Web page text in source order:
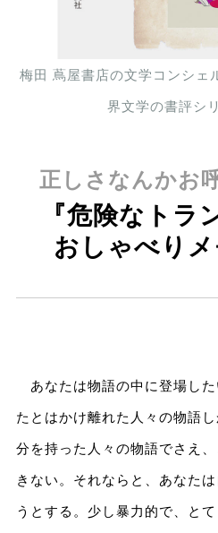
梅田 蔦屋書店の文学コンシェ
界文学の書評シ
正しさなんかお
『危険なトラ
おしゃべりメ
あなたは物語の中に登場し
たとはかけ離れた人々の物語
分を持った人々の物語でさえ
きない。それならと、あなた
うとする。少し暴力的で、と